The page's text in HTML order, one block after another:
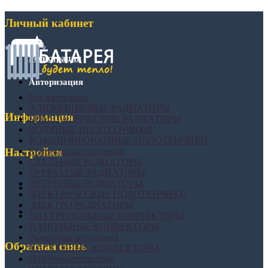
Личный кабинет
Регистрация
Авторизация
Информация
Настройки
Обратная связь
БИМЕТАЛИЧЕСКИЕ РАДИАТОРЫ
Конвекторы отопления
СТАЛЬНЫЕ РАДИАТОРЫ
НАСТЕННЫЕ КОНВЕКТОРЫ